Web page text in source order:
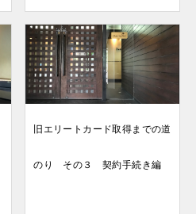
旧エリートカード取得までの道
のり その３ 契約手続き編